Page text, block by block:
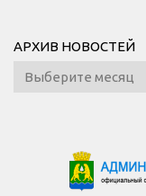
АРХИВ НОВОСТЕЙ
Архив
новостей